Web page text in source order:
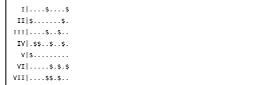
   I|....$....$
  II|$.......$.
III|....$..$..
  IV|.$$..$..$.
   V|$.........
  VI|.....$.$.$
VII|....$$.$..